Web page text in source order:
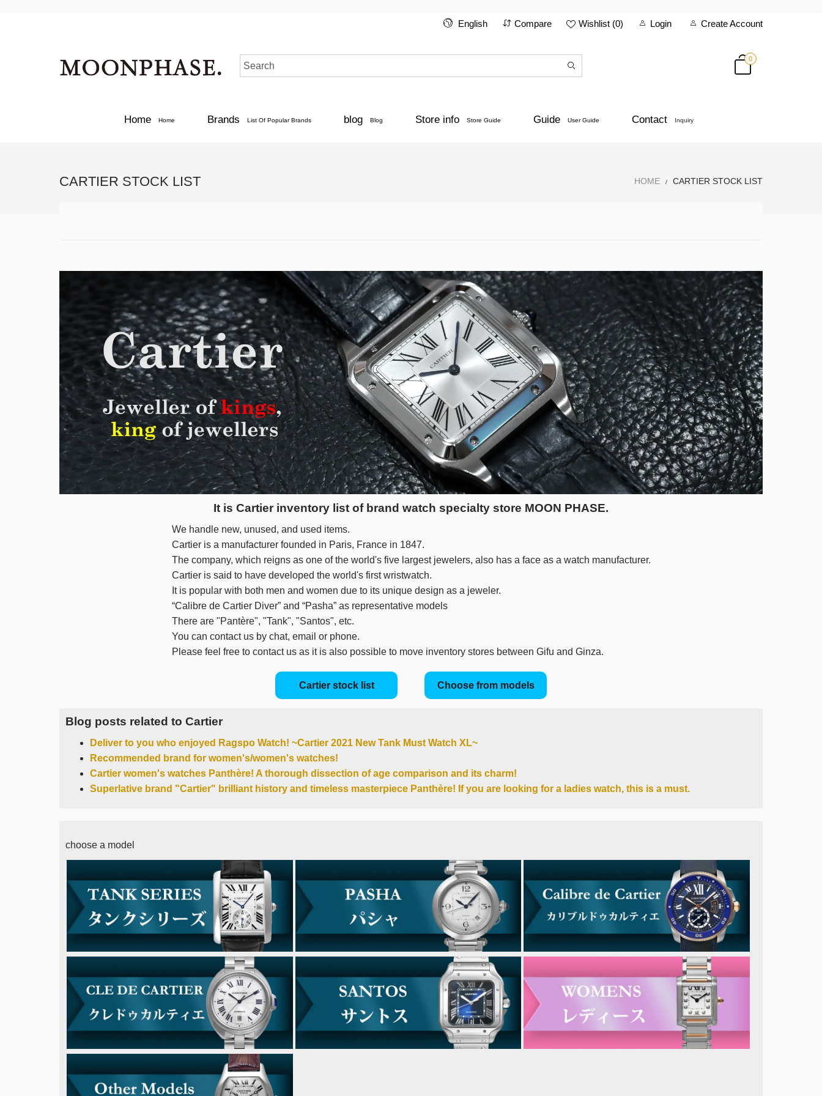
English Compare Wishlist (0) Login Create Account
0
Home Home Brands List Of Popular Brands blog Blog Store info Store Guide Guide User Guide Contact Inquiry
CARTIER STOCK LIST HOME / CARTIER STOCK LIST
It is Cartier inventory list of brand watch specialty store MOON PHASE.
We handle new, unused, and used items.
Cartier is a manufacturer founded in Paris, France in 1847.
The company, which reigns as one of the world's five largest jewelers, also has a face as a watch manufacturer.
Cartier is said to have developed the world's first wristwatch.
It is popular with both men and women due to its unique design as a jeweler.
“Calibre de Cartier Diver” and “Pasha” as representative models
There are "Pantère", "Tank", "Santos", etc.
You can contact us by chat, email or phone.
Please feel free to contact us as it is also possible to move inventory stores between Gifu and Ginza.
Cartier stock list Choose from models
Blog posts related to Cartier
Deliver to you who enjoyed Ragspo Watch! ~Cartier 2021 New Tank Must Watch XL~
Recommended brand for women's/women's watches!
Cartier women's watches Panthère! A thorough dissection of age comparison and its charm!
Superlative brand "Cartier" brilliant history and timeless masterpiece Panthère! If you are looking for a ladies watch, this is a must.
choose a model